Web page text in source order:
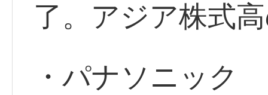
了。アジア株式
・パナソニック